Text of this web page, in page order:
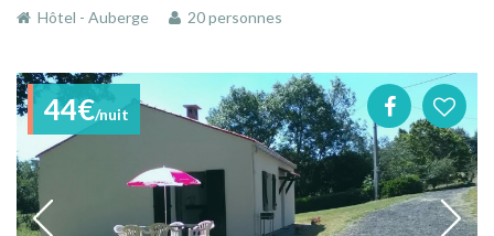
Hôtel - Auberge 20 personnes
44€/nuit